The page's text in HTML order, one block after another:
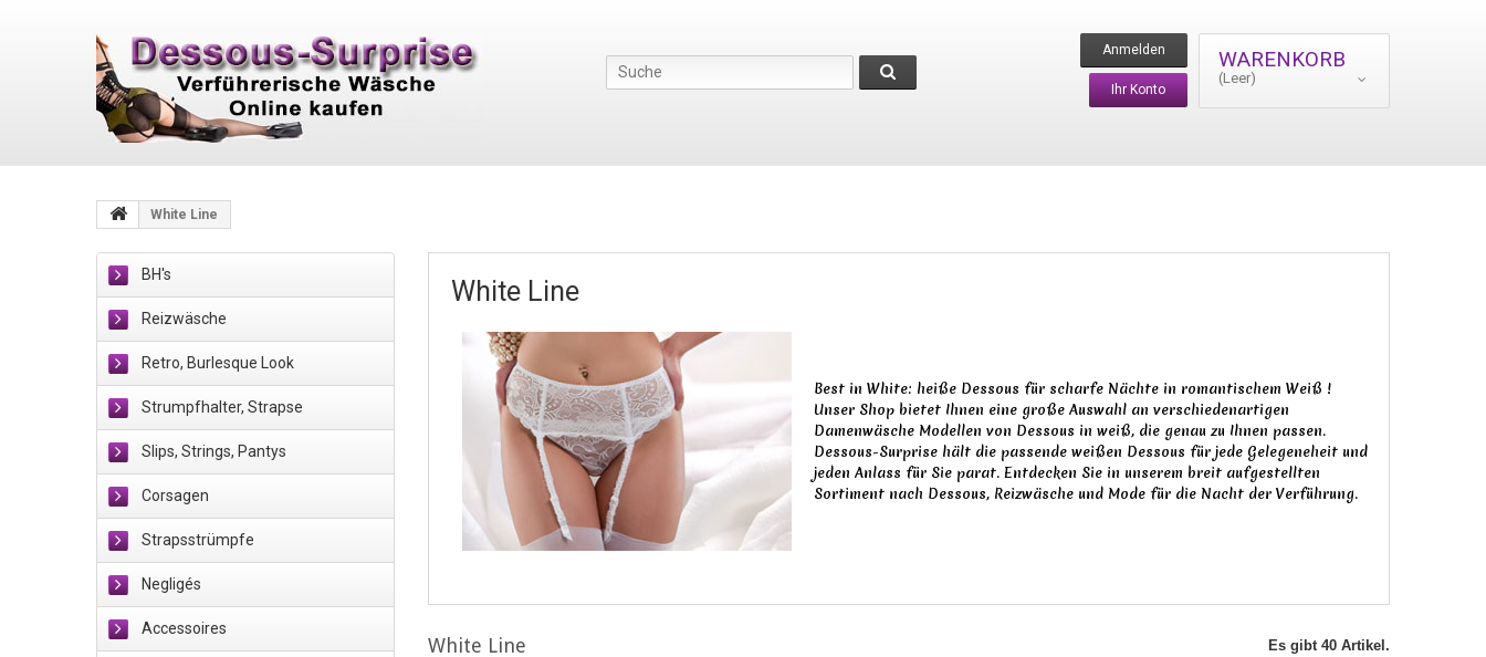
WARENKORB
(Leer)
Anmelden
Ihr Konto
White Line
BH's
Reizwäsche
Retro, Burlesque Look
Strumpfhalter, Strapse
Slips, Strings, Pantys
Corsagen
Strapsstrümpfe
Negligés
Accessoires
White Line
Best in White: heiße Dessous für scharfe Nächte in romantischem Weiß !
Unser Shop bietet Ihnen eine große Auswahl an verschiedenartigen
Damenwäsche Modellen von Dessous in weiß, die genau zu Ihnen passen.
Dessous-Surprise hält die passende weißen Dessous für jede Gelegeneheit und
jeden Anlass für Sie parat. Entdecken Sie in unserem breit aufgestellten
Sortiment nach Dessous, Reizwäsche und Mode für die Nacht der Verführung.
White Line Es gibt 40 Artikel.